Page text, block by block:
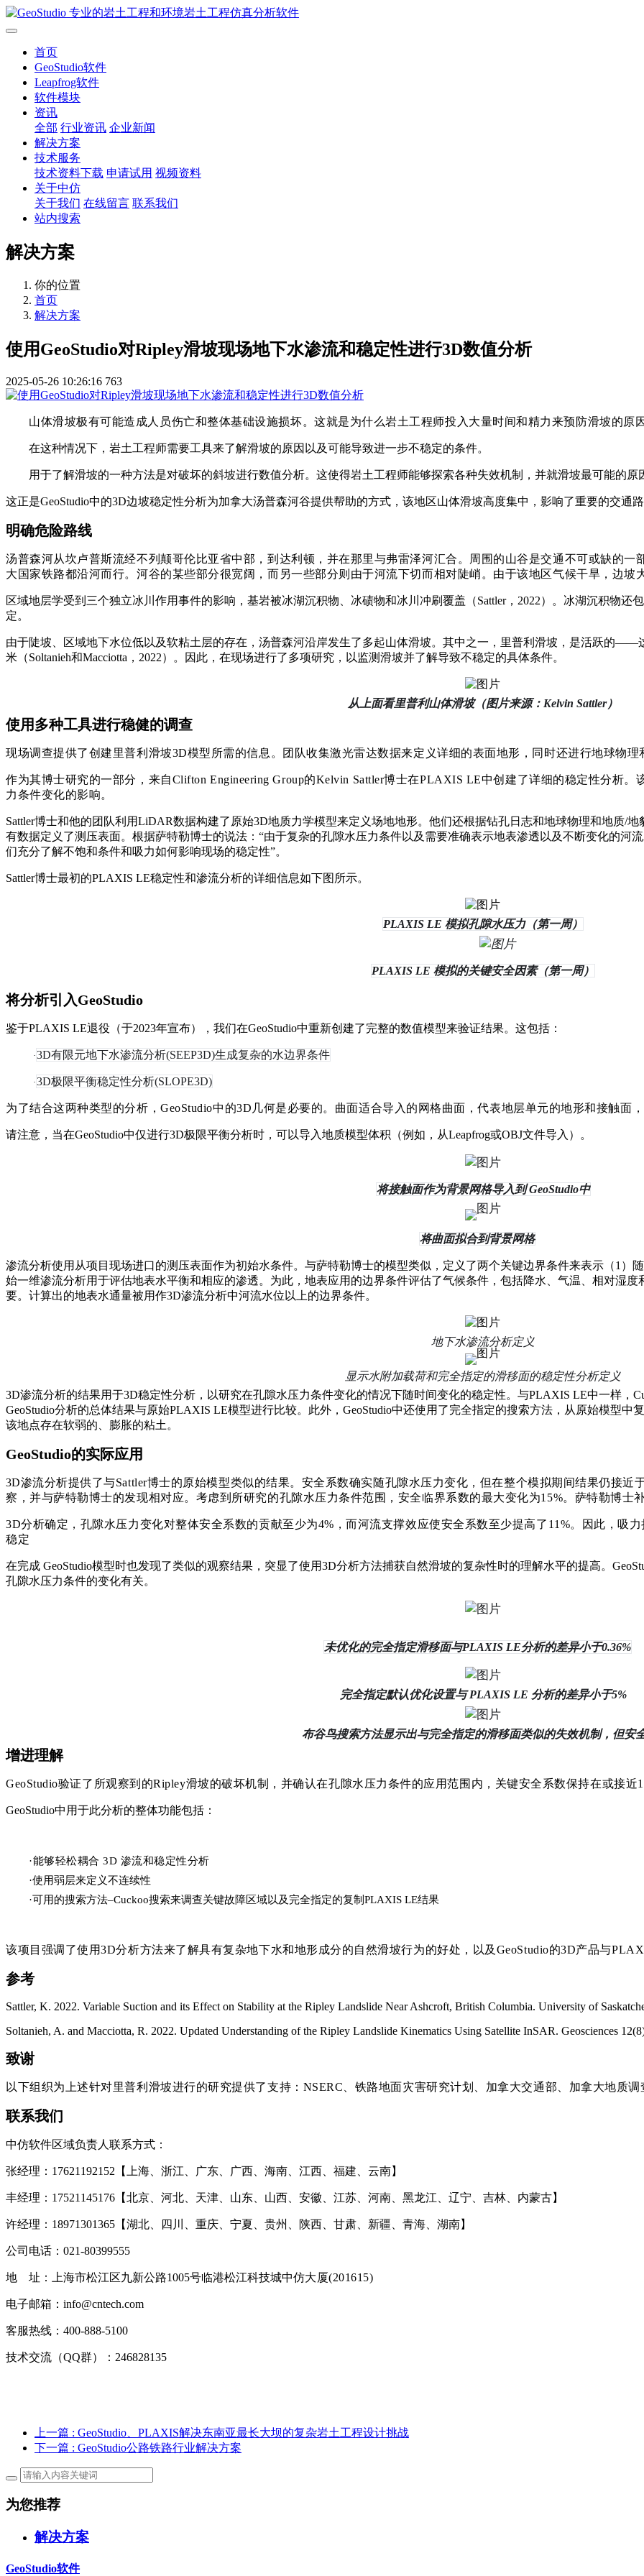
首页
GeoStudio软件
Leapfrog软件
软件模块
资讯
全部 行业资讯 企业新闻
解决方案
技术服务
技术资料下载 申请试用 视频资料
关于中仿
关于我们 在线留言 联系我们
站内搜索
解决方案
你的位置
首页
解决方案
使用GeoStudio对Ripley滑坡现场地下水渗流和稳定性进行3D数值分析
2025-05-26 10:26:16 763
山体滑坡极有可能造成人员伤亡和整体基础设施损坏。这就是为什么岩土工程师投入大量时间和精力来预防滑坡的
在这种情况下，岩土工程师需要工具来了解滑坡的原因以及可能导致进一步不稳定的条件。
用于了解滑坡的一种方法是对破坏的斜坡进行数值分析。这使得岩土工程师能够探索各种失效机制，并就滑坡最可能的原
这正是GeoStudio中的3D边坡稳定性分析为加拿大汤普森河谷提供帮助的方式，该地区山体滑坡高度集中，影响了重要的交通路
明确危险路线
汤普森河从坎卢普斯流经不列颠哥伦比亚省中部，到达利顿，并在那里与弗雷泽河汇合。周围的山谷是交通不可或缺的
大国家铁路都沿河而行。河谷的某些部分很宽阔，而另一些部分则由于河流下切而相对陡峭。由于该地区气候干旱，边坡
区域地层学受到三个独立冰川作用事件的影响，基岩被冰湖沉积物、 冰碛物和冰川冲刷覆盖（Sattler，2022）。冰湖沉积物
定。
由于陡坡、区域地下水位低以及软粘土层的存在，汤普森河沿岸发生了多起山体滑坡。其中之一，里普利滑坡，是活跃的——
米（Soltanieh和Macciotta，2022）。因此，在现场进行了多项研究，以监测滑坡并了解导致不稳定的具体条件。
从上面看里普利山体滑坡（图片来源：Kelvin Sattler）
使用多种工具进行稳健的调查
现场调查提供了创建里普利滑坡3D模型所需的信息。团队收集激光雷达数据来定义详细的表面地形，同时还进行地球物
作为其博士研究的一部分，来自Clifton Engineering Group的Kelvin Sattler博士在PLAXIS LE中创建了详细的稳定性分析
力条件变化的影响。
Sattler博士和他的团队利用LiDAR数据构建了原始3D地质力学模型来定义场地地形。他们还根据钻孔日志和地球物理和地质/
有数据定义了测压表面。根据萨特勒博士的说法：“由于复杂的孔隙水压力条件以及需要准确表示地表渗透以及不断变化的河
们充分了解不饱和条件和吸力如何影响现场的稳定性”。
Sattler博士最初的PLAXIS LE稳定性和渗流分析的详细信息如下图所示。
PLAXIS LE 模拟孔隙水压力（第一周）
PLAXIS LE 模拟的关键安全因素（第一周）
将分析引入GeoStudio
鉴于PLAXIS LE退役（于2023年宣布），我们在GeoStudio中重新创建了完整的数值模型来验证结果。这包括：
·3D有限元地下水渗流分析(SEEP3D)生成复杂的水边界条件
·3D极限平衡稳定性分析(SLOPE3D)
为了结合这两种类型的分析，GeoStudio中的3D几何是必要的。曲面适合导入的网格曲面，代表地层单元的地形和接触面，
请注意，当在GeoStudio中仅进行3D极限平衡分析时，可以导入地质模型体积（例如，从Leapfrog或OBJ文件导入）。
将接触面作为背景网格导入到 GeoStudio中
将曲面拟合到背景网格
渗流分析使用从项目现场进口的测压表面作为初始水条件。与萨特勒博士的模型类似，定义了两个关键边界条件来表示（1）
始一维渗流分析用于评估地表水平衡和相应的渗透。为此，地表应用的边界条件评估了气候条件，包括降水、气温、相对湿
要。计算出的地表水通量被用作3D渗流分析中河流水位以上的边界条件。
地下水渗流分析定义
显示水附加载荷和完全指定的滑移面的稳定性分析定义
3D渗流分析的结果用于3D稳定性分析，以研究在孔隙水压力条件变化的情况下随时间变化的稳定性。与PLAXIS LE中一样，
GeoStudio分析的总体结果与原始PLAXIS LE模型进行比较。此外，GeoStudio中还使用了完全指定的搜索方法，从原始模型
该地点存在软弱的、膨胀的粘土。
GeoStudio的实际应用
3D渗流分析提供了与Sattler博士的原始模型类似的结果。安全系数确实随孔隙水压力变化，但在整个模拟期间结果仍接
察，并与萨特勒博士的发现相对应。考虑到所研究的孔隙水压力条件范围，安全临界系数的最大变化为15%。萨特勒博士
3D分析确定，孔隙水压力变化对整体安全系数的贡献至少为4%，而河流支撑效应使安全系数至少提高了11%。因此，吸
稳定
在完成 GeoStudio模型时也发现了类似的观察结果，突显了使用3D分析方法捕获自然滑坡的复杂性时的理解水平的提高。
孔隙水压力条件的变化有关。
未优化的完全指定滑移面与PLAXIS LE分析的差异小于0.36%
完全指定默认优化设置与 PLAXIS LE 分析的差异小于5%
布谷鸟搜索方法显示出与完全指定的滑移面类似的失效机制，但安
增进理解
GeoStudio验证了所观察到的Ripley滑坡的破坏机制，并确认在孔隙水压力条件的应用范围内，关键安全系数保持在或接近1
GeoStudio中用于此分析的整体功能包括：
·能够轻松耦合 3D 渗流和稳定性分析
·使用弱层来定义不连续性
·可用的搜索方法–Cuckoo搜索来调查关键故障区域以及完全指定的复制PLAXIS LE结果
该项目强调了使用3D分析方法来了解具有复杂地下水和地形成分的自然滑坡行为的好处，以及GeoStudio的3D产品与
参考
Sattler, K. 2022. Variable Suction and its Effect on Stability at the Ripley Landslide Near Ashcroft, British Columbia. University of
Soltanieh, A. and Macciotta, R. 2022. Updated Understanding of the Ripley Landslide Kinematics Using Satellite InSAR. Geosciences
致谢
以下组织为上述针对里普利滑坡进行的研究提供了支持：NSERC、铁路地面灾害研究计划、加拿大交通部、加拿大地质调
联系我们
中仿软件区域负责人联系方式：
张经理：17621192152【上海、浙江、广东、广西、海南、江西、福建、云南】
丰经理：17521145176【北京、河北、天津、山东、山西、安徽、江苏、河南、黑龙江、辽宁、吉林、内蒙古】
许经理：18971301365【湖北、四川、重庆、宁夏、贵州、陕西、甘肃、新疆、青海、湖南】
公司电话：021-80399555
地 址：上海市松江区九新公路1005号临港松江科技城中仿大厦(201615)
电子邮箱：info@cntech.com
客服热线：400-888-5100
技术交流（QQ群）：246828135
上一篇 : GeoStudio、PLAXIS解决东南亚最长大坝的复杂岩土工程设计挑战
下一篇 : GeoStudio公路铁路行业解决方案
为您推荐
解决方案
GeoStudio软件